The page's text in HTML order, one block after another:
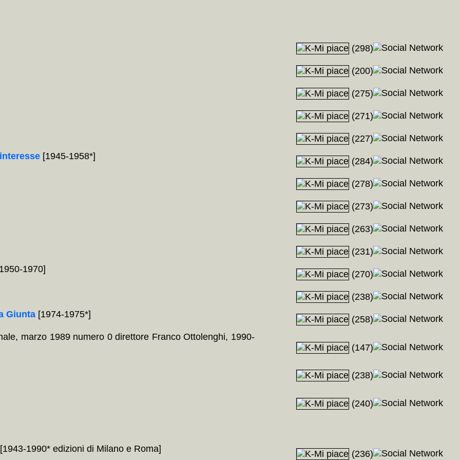
(298)
(200)
(275)
(271)
(227)
[1945-1958*] (284)
(278)
(273)
(263)
(231)
1970]
(270)
(238)
Giunta [1974-1975*]
(258)
marzo 1989 numero 0 direttore Franco Ottolenghi, 1990-
(147)
(238)
(240)
[1943-1990* edizioni di Milano e Roma] (236)